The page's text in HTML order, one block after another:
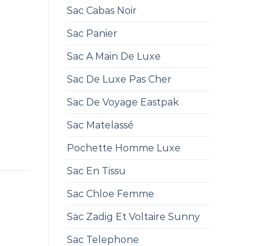
Sac Cabas Noir
Sac Panier
Sac A Main De Luxe
Sac De Luxe Pas Cher
Sac De Voyage Eastpak
Sac Matelassé
Pochette Homme Luxe
Sac En Tissu
Sac Chloe Femme
Sac Zadig Et Voltaire Sunny
Sac Telephone